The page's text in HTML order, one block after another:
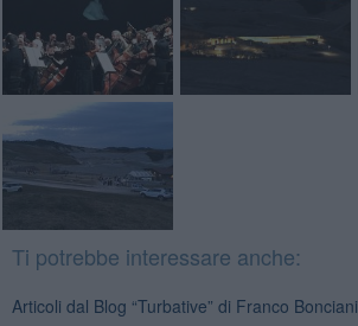
Ti potrebbe interessare anche:
Articoli dal Blog “Turbative” di Franco Bonciani